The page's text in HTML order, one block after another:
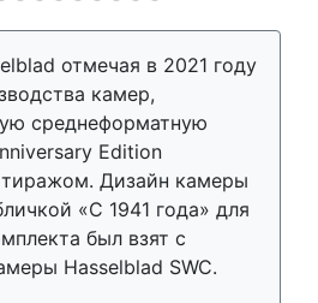
отмечая в 2021 году
камер,
среднеформатную
Edition
Дизайн камеры
«С 1941 года» для
был взят с
Hasselblad SWC.